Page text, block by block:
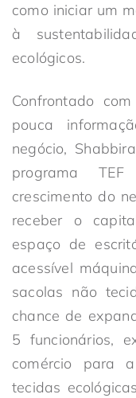
como iniciar um
à
ecológicos.
Confrontado
pouca
negócio,
programa
crescimento do
receber o
espaço de
acessível
sacolas não
chance de
5 funcionários,
comércio para
tecidas